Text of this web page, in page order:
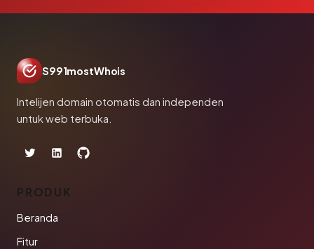
S991mostWhois
Intelijen domain otomatis dan independen
untuk web terbuka.
PRODUK
Beranda
Fitur